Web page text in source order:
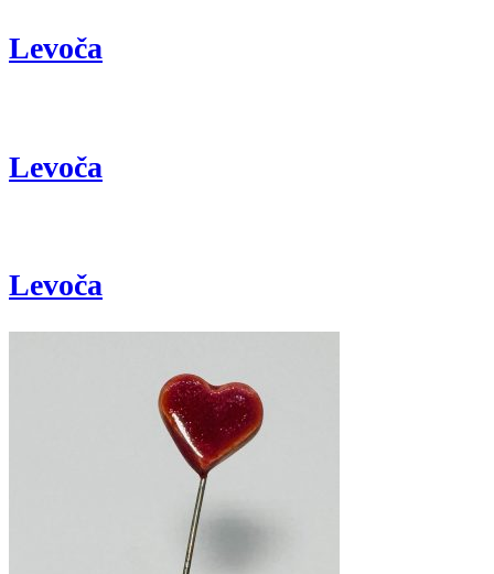
Levoča
Levoča
Levoča